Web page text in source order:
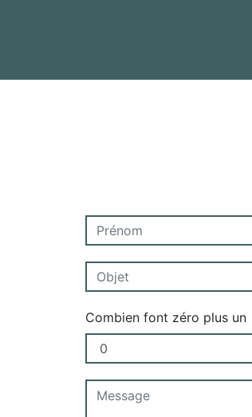
Combien font zéro plus un